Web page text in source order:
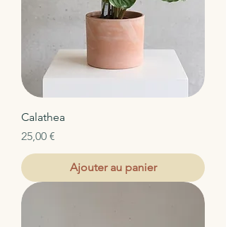
Calathea
Prix
25,00 €
Ajouter au panier